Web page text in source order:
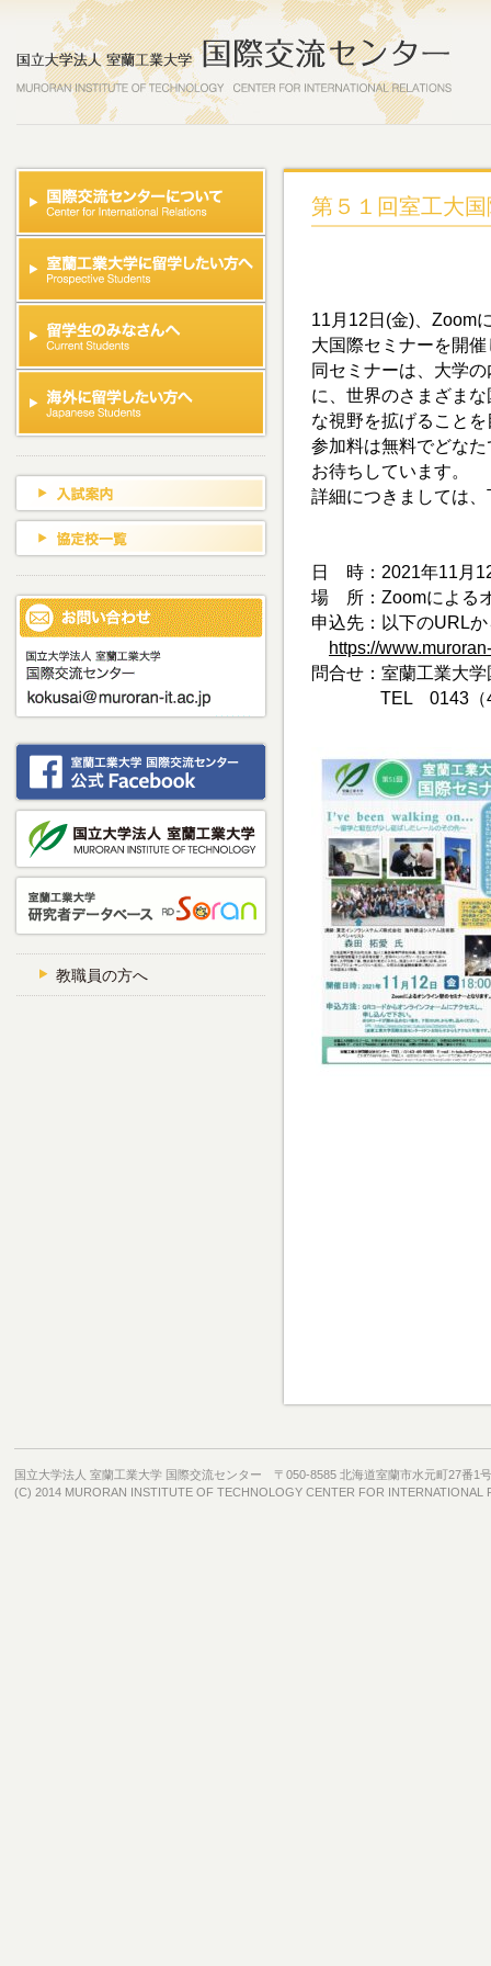
第５１回室工大
11月12日(金)、Zoom
大国際セミナーを開
同セミナーは、大学
に、世界のさまざま
な視野を拡げること
参加料は無料でどな
お待ちしています。
詳細につきましては
日 時：2021年11月
場 所：Zoomによる
申込先：以下のURL
https://
問合せ：室蘭工業大
TEL 0143（46
教職員の方へ
国立大学法人 室蘭工業大学 国際交流センター 〒050-8585 北海道室蘭市水元町27番1号
(C) 2014 MURORAN INSTITUTE OF TECHNOLOGY CENTER FOR INTERNATIONAL